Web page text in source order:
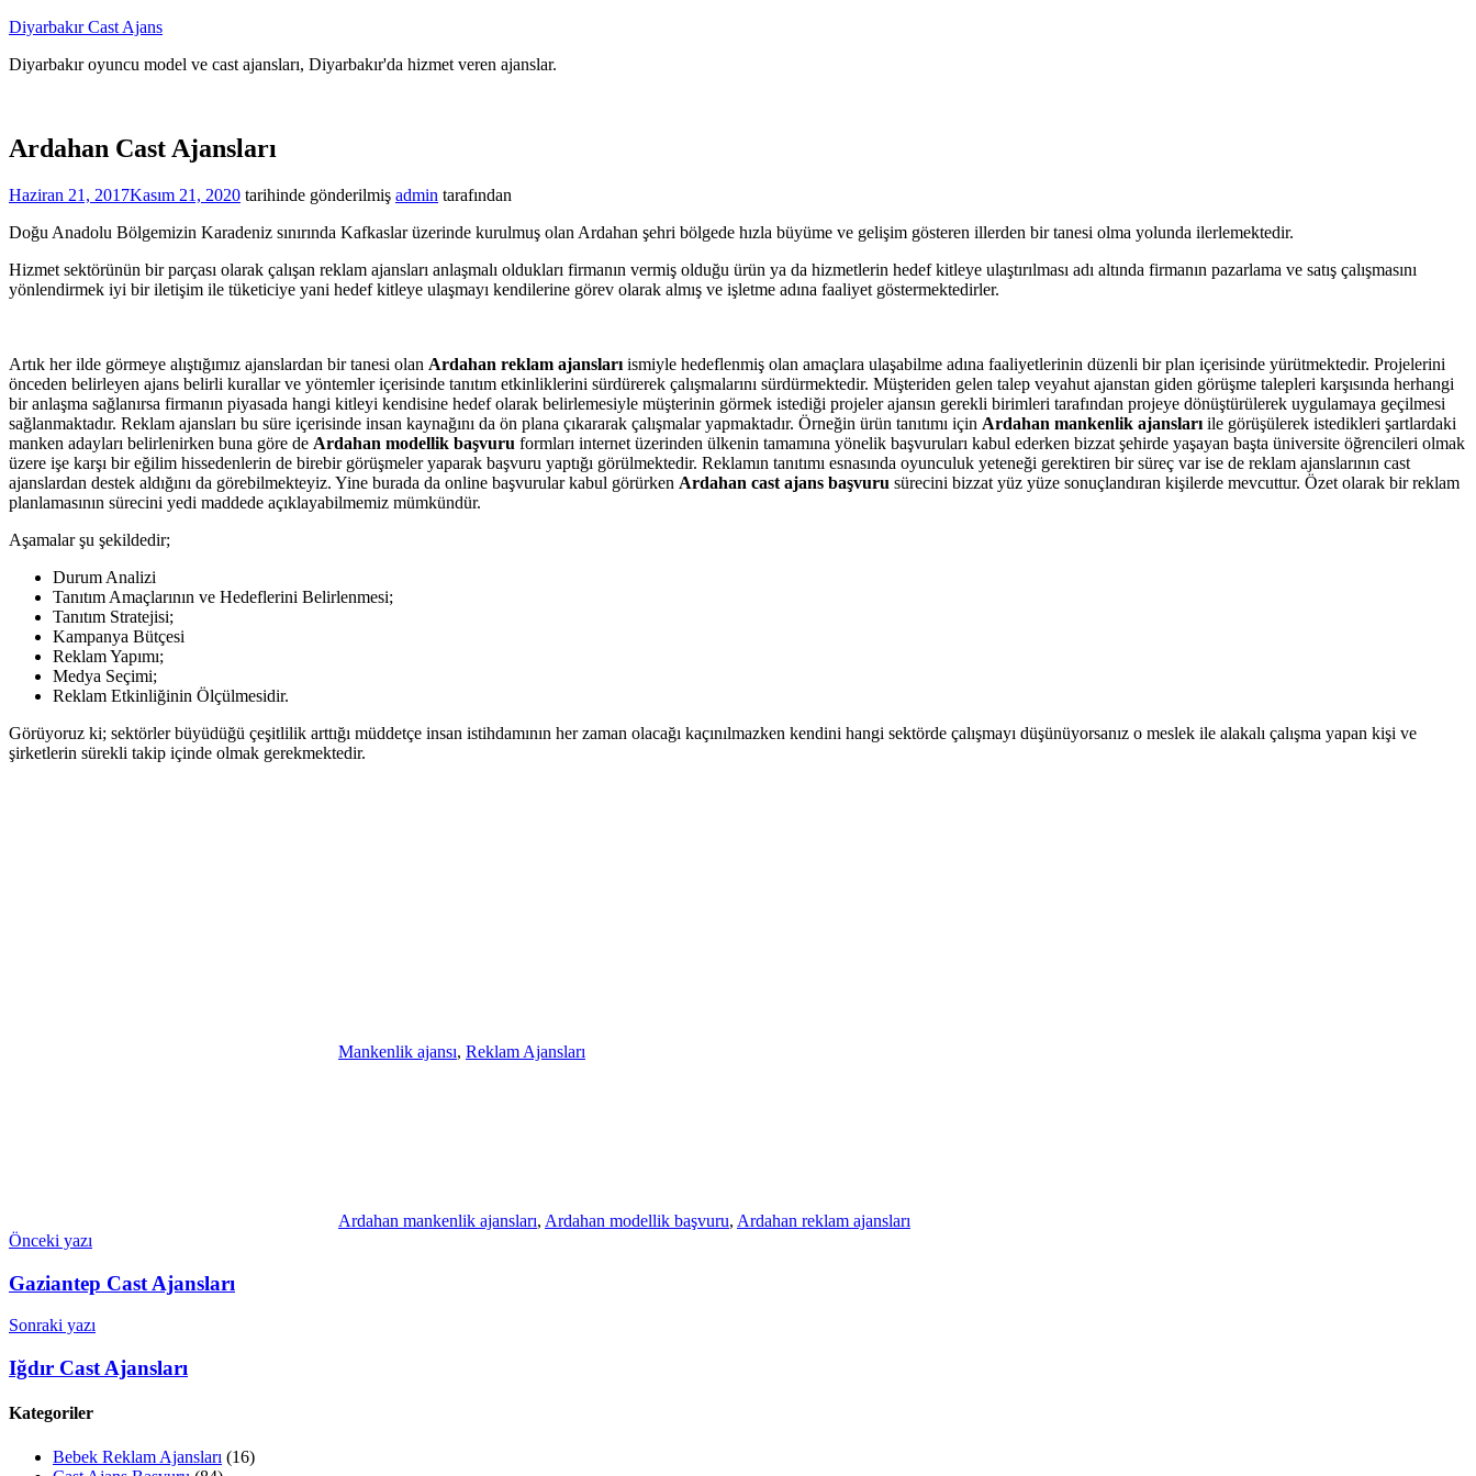
İçeriğe
Diyarbakır Cast Ajans
Diyarbakır oyuncu model ve cast ajansları, Diyarbakır'da hizmet veren ajanslar.
Ardahan Cast Ajansları
Haziran 21, 2017Kasım 21, 2020 tarihinde gönderilmiş admin tarafından
Doğu Anadolu Bölgemizin Karadeniz sınırında Kafkaslar üzerinde kurulmuş olan Ardahan şehri bölgede hızla büyüme ve gelişim gösteren illerden bir tanesi olma yolunda ilerlemektedir.
Hizmet sektörünün bir parçası olarak çalışan reklam ajansları anlaşmalı oldukları firmanın vermiş olduğu ürün ya da hizmetlerin hedef kitleye ulaştırılması adı altında firmanın pazarlama ve satış çalışmasını
yönlendirmek iyi bir iletişim ile tüketiciye yani hedef kitleye ulaşmayı kendilerine görev olarak almış ve işletme adına faaliyet göstermektedirler.
Artık her ilde görmeye alıştığımız ajanslardan bir tanesi olan Ardahan reklam ajansları ismiyle hedeflenmiş olan amaçlara ulaşabilme adına faaliyetlerinin düzenli bir plan içerisinde yürütmektedir. Projelerini
önceden belirleyen ajans belirli kurallar ve yöntemler içerisinde tanıtım etkinliklerini sürdürerek çalışmalarını sürdürmektedir. Müşteriden gelen talep veyahut ajanstan giden görüşme talepleri karşısında herhangi
bir anlaşma sağlanırsa firmanın piyasada hangi kitleyi kendisine hedef olarak belirlemesiyle müşterinin görmek istediği projeler ajansın gerekli birimleri tarafından projeye dönüştürülerek uygulamaya geçilmesi
sağlanmaktadır. Reklam ajansları bu süre içerisinde insan kaynağını da ön plana çıkararak çalışmalar yapmaktadır. Örneğin ürün tanıtımı için Ardahan mankenlik ajansları ile görüşülerek istedikleri şartlardaki
manken adayları belirlenirken buna göre de Ardahan modellik başvuru formları internet üzerinden ülkenin tamamına yönelik başvuruları kabul ederken bizzat şehirde yaşayan başta üniversite öğrencileri olmak
üzere işe karşı bir eğilim hissedenlerin de birebir görüşmeler yaparak başvuru yaptığı görülmektedir. Reklamın tanıtımı esnasında oyunculuk yeteneği gerektiren bir süreç var ise de reklam ajanslarının cast
ajanslardan destek aldığını da görebilmekteyiz. Yine burada da online başvurular kabul görürken Ardahan cast ajans başvuru sürecini bizzat yüz yüze sonuçlandıran kişilerde mevcuttur. Özet olarak bir reklam
planlamasının sürecini yedi maddede açıklayabilmemiz mümkündür.
Aşamalar şu şekildedir;
Durum Analizi
Tanıtım Amaçlarının ve Hedeflerini Belirlenmesi;
Tanıtım Stratejisi;
Kampanya Bütçesi
Reklam Yapımı;
Medya Seçimi;
Reklam Etkinliğinin Ölçülmesidir.
Görüyoruz ki; sektörler büyüdüğü çeşitlilik arttığı müddetçe insan istihdamının her zaman olacağı kaçınılmazken kendini hangi sektörde çalışmayı düşünüyorsanız o meslek ile alakalı çalışma yapan kişi ve
şirketlerin sürekli takip içinde olmak gerekmektedir.
Mankenlik ajansı, Reklam Ajansları
Ardahan mankenlik ajansları, Ardahan modellik başvuru, Ardahan reklam ajansları
Yazı
gezinmesi
Önceki yazı
Gaziantep Cast Ajansları
Sonraki yazı
Iğdır Cast Ajansları
Kategoriler
Bebek Reklam Ajansları (16)